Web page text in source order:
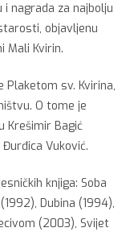
nagrada za najbolju
objavljenu
Mali Kvirin.
Plaketom sv. Kvirina,
O tome je
Krešimir Bagić
Vuković.
knjiga: Soba
Dubina (1994),
(2003), Svijet